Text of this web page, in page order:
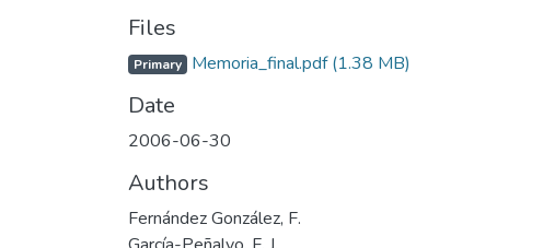
Files
Primary Memoria_final.pdf(1.38 MB)
Date
2006-06-30
Authors
Fernández González, F.